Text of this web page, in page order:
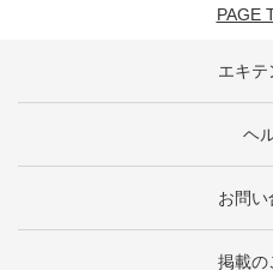
PAGE
エキテ
ヘ
お問い
掲載の